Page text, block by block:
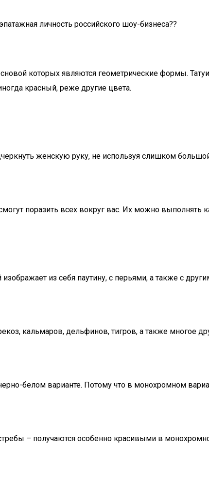
личность российского шоу-бизнеса??
которых являются геометрические формы.
красный, реже другие цвета.
женскую руку, не используя слишком
поразить всех вокруг вас. Их можно
из себя паутину, с перьями, а также с
кальмаров, дельфинов, тигров, а также многое
белом варианте. Потому что в монохромном
– получаются особенно красивыми в